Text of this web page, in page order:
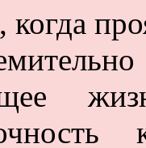
когда